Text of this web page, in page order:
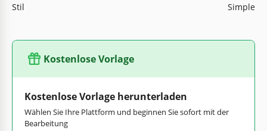
Stil
Simple
Kostenlose Vorlage
Kostenlose Vorlage herunterladen
Wählen Sie Ihre Plattform und beginnen Sie sofort mit der
Bearbeitung